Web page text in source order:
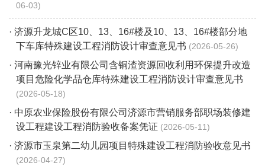
06-03
· 济源升龙城C区10、13、16#楼及10、13、16#楼部分地
下车库特殊建设工程消防设计审查意见书
2026-05-26
· 河南豫光锌业有限公司含铜渣资源回收利用环保提升改造
项目危险化学品仓库特殊建设工程消防设计审查意见书
2026-05-18
· 中原农业保险股份有限公司济源市营销服务部职场装修建
设工程建设工程消防验收备案凭证
2026-05-11
· 济源市玉泉第二幼儿园项目特殊建设工程消防验收意见书
2026-04-27